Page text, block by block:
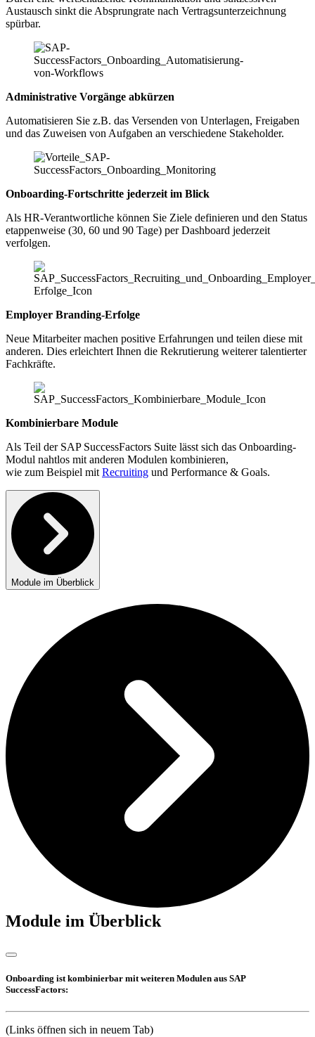
Austausch sinkt die Absprungrate nach Vertragsunterzeichnung
spürbar.
Administrative Vorgänge abkürzen
Automatisieren Sie z.B. das Versenden von Unterlagen, Freigaben
und das Zuweisen von Aufgaben an verschiedene Stakeholder.
Onboarding-Fortschritte jederzeit im Blick
Als HR-Verantwortliche können Sie Ziele definieren und den Status
etappenweise (30, 60 und 90 Tage) per Dashboard jederzeit
verfolgen.
Employer Branding-Erfolge
Neue Mitarbeiter machen positive Erfahrungen und teilen diese mit
anderen. Dies erleichtert Ihnen die Rekrutierung weiterer talentierter
Fachkräfte.
Kombinierbare Module
Als Teil der SAP SuccessFactors Suite lässt sich das Onboarding-
Modul nahtlos mit anderen Modulen kombinieren,
wie zum Beispiel mit Recruiting und Performance & Goals.
Module im Überblick
Module im Überblick
Onboarding ist kombinierbar mit weiteren Modulen aus SAP
SuccessFactors:
(Links öffnen sich in neuem Tab)